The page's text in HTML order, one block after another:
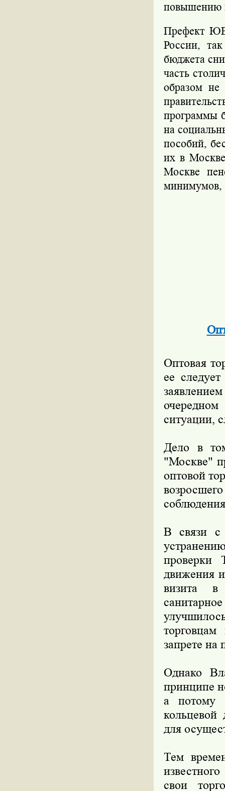
повышению
Префект
России,
бюджета
часть
образом не
программы
на
пособий,
их в
Москве
минимумов,
Оптовая
ее
ситуации,
Дело в
"Москве"
оптовой
В связи с
проверки
движения
визита в
запрете
Однако
принципе
а потому
кольцевой
для
Тем
свои